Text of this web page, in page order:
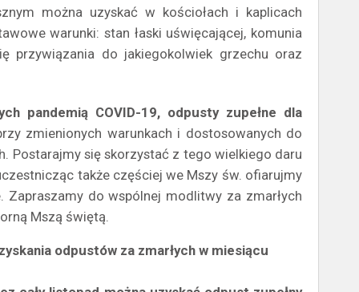
można uzyskać w kościołach i kaplicach
warunki: stan łaski uświęcającej, komunia
przywiązania do jakiegokolwiek grzechu oraz
pandemią COVID-19, odpusty zupełne dla
zmienionych warunkach i dostosowanych do
Postarajmy się skorzystać z tego wielkiego daru
także częściej we Mszy św. ofiarujmy
do wspólnej modlitwy za zmarłych
Mszą świętą.
odpustów za zmarłych w miesiącu